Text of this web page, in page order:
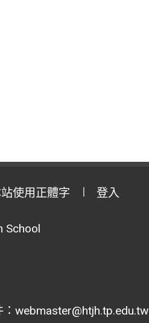
使用正體字 登入
School
webmaster@htjh.tp.edu.tw